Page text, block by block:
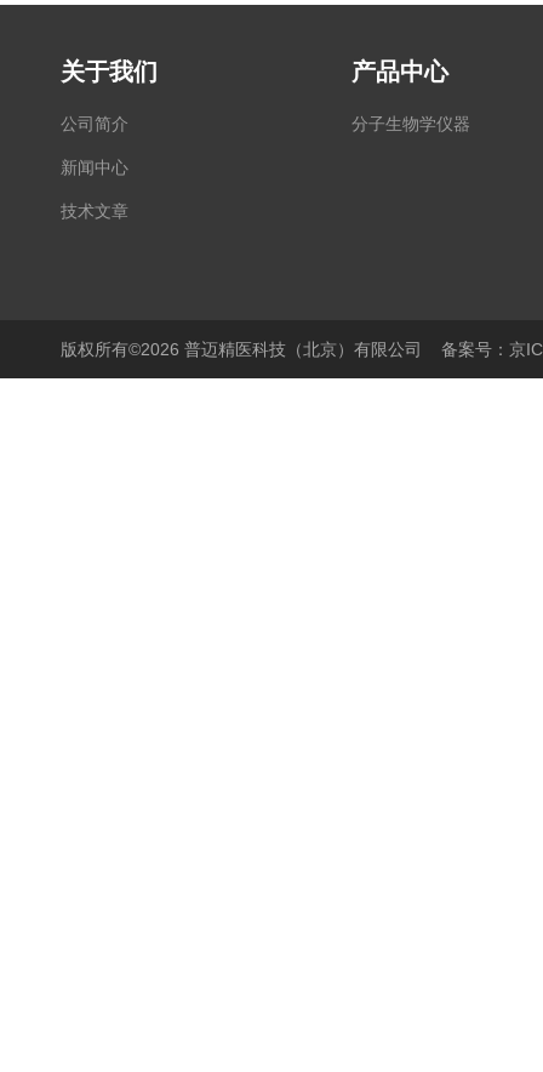
关于我们
公司简介
新闻中心
技术文章
产品中心
分子生物学仪器
版权所有©2026 普迈精医科技（北京）有限公司 备案号：京